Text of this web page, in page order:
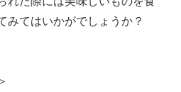
みてはいかがでしょうか？